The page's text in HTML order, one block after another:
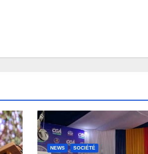
NEWS SOCIÉTÉ